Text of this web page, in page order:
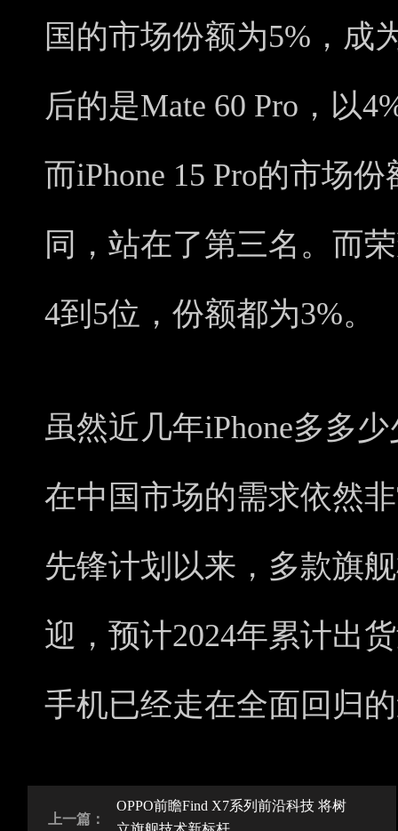
国的市场份额为5%，成
后的是Mate 60 Pro，以
而iPhone 15 Pro的市场
同，站在了第三名。而
4到5位，份额都为3%。
虽然近几年iPhone多多
在中国市场的需求依然
先锋计划以来，多款旗
迎，预计2024年累计出
手机已经走在全面回归
上一篇：
OPPO前瞻Find X7系列前沿科技 将树